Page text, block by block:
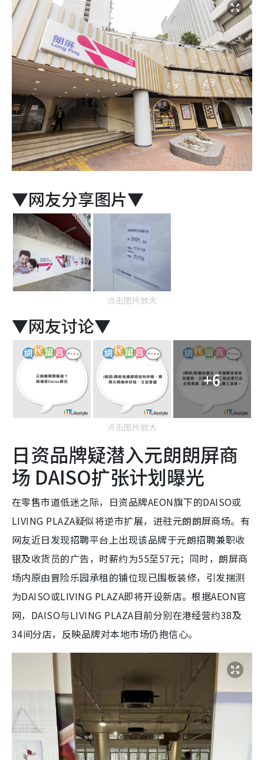
▼网友分享图片▼
点击图片放大
▼网友讨论▼
+6
点击图片放大
日资品牌疑潜入元朗朗屏商
场 DAISO扩张计划曝光
在零售市道低迷之际，日资品牌AEON旗下的DAISO或
LIVING PLAZA疑似将逆市扩展，进驻元朗朗屏商场。有
网友近日发现招聘平台上出现该品牌于元朗招聘兼职收
银及收货员的广告，时薪约为55至57元；同时，朗屏商
场内原由冒险乐园承租的铺位现已围板装修，引发揣测
为DAISO或LIVING PLAZA即将开设新店。根据AEON官
网，DAISO与LIVING PLAZA目前分别在港经营约38及
34间分店，反映品牌对本地市场仍抱信心。